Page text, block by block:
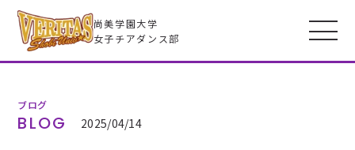
尚美学園大学
女子チアダンス部
VERITASとは
ブログ
BLOG 2025/04/14